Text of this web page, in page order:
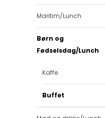
Maritim/Lunch
Børn og
Fødselsdag/Lunch
Kaffe
Buffet